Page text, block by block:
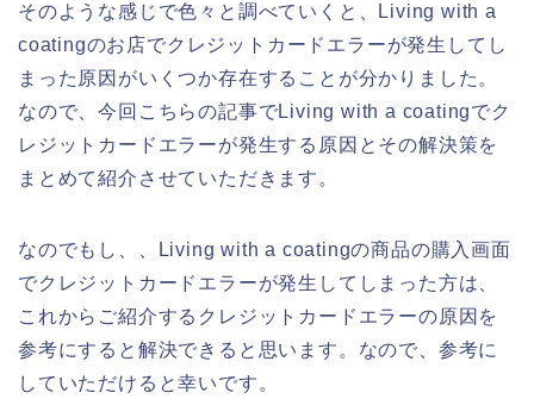
そのような感じで色々と調べていくと、Living with a
coatingのお店でクレジットカードエラーが発生してし
まった原因がいくつか存在することが分かりました。
なので、今回こちらの記事でLiving with a coatingでク
レジットカードエラーが発生する原因とその解決策を
まとめて紹介させていただきます。
なのでもし、、Living with a coatingの商品の購入画面
でクレジットカードエラーが発生してしまった方は、
これからご紹介するクレジットカードエラーの原因を
参考にすると解決できると思います。なので、参考に
していただけると幸いです。